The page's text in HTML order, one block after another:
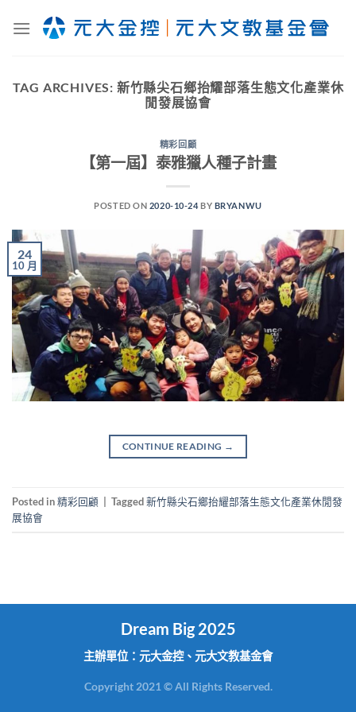
TAG ARCHIVES: 新竹縣尖石鄉抬耀部落生態文化產業休
閒發展協會
精彩回顧
【第一屆】泰雅獵人種子計畫
POSTED ON 2020-10-24BY BRYANWU
24
10 月
CONTINUE READING →
Posted in精彩回顧 | Tagged新竹縣尖石鄉抬耀部落生態文化產業休閒發
展協會
Dream Big 2025
主辦單位：元大金控、元大文教基金會
Copyright 2021 © All Rights Reserved.